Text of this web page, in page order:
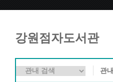
강원점자도서관